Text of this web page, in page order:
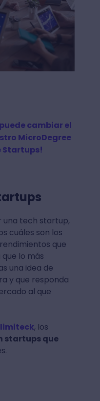
cambiar el
MicroDegree
Startups!
una tech startup,
cuáles son los
que
lo más
una idea de
y que responda
al que
, los
startups que